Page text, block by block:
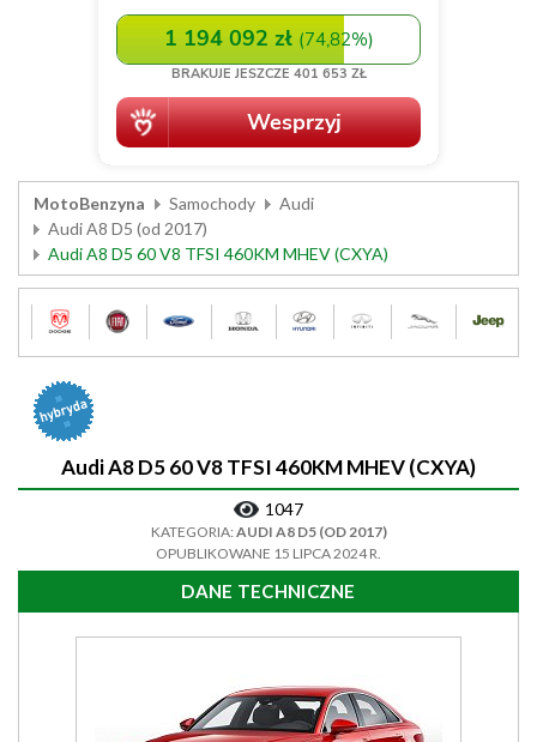
MotoBenzyna Samochody
Audi
Audi A8 D5 (od 2017)
Audi A8 D5 60 V8 TFSI 460KM MHEV (CXYA)
Audi A8 D5 60 V8 TFSI 460KM MHEV (CXYA)
1047
KATEGORIA: AUDI A8 D5 (OD 2017)
OPUBLIKOWANE 15 LIPCA 2024 R.
DANE TECHNICZNE